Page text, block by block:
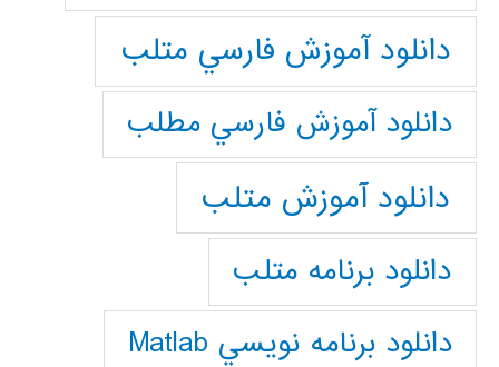
دانلود آموزش فارسي متلب
دانلود آموزش فارسي مطلب
دانلود آموزش متلب
دانلود برنامه متلب
دانلود برنامه نويسي Matlab